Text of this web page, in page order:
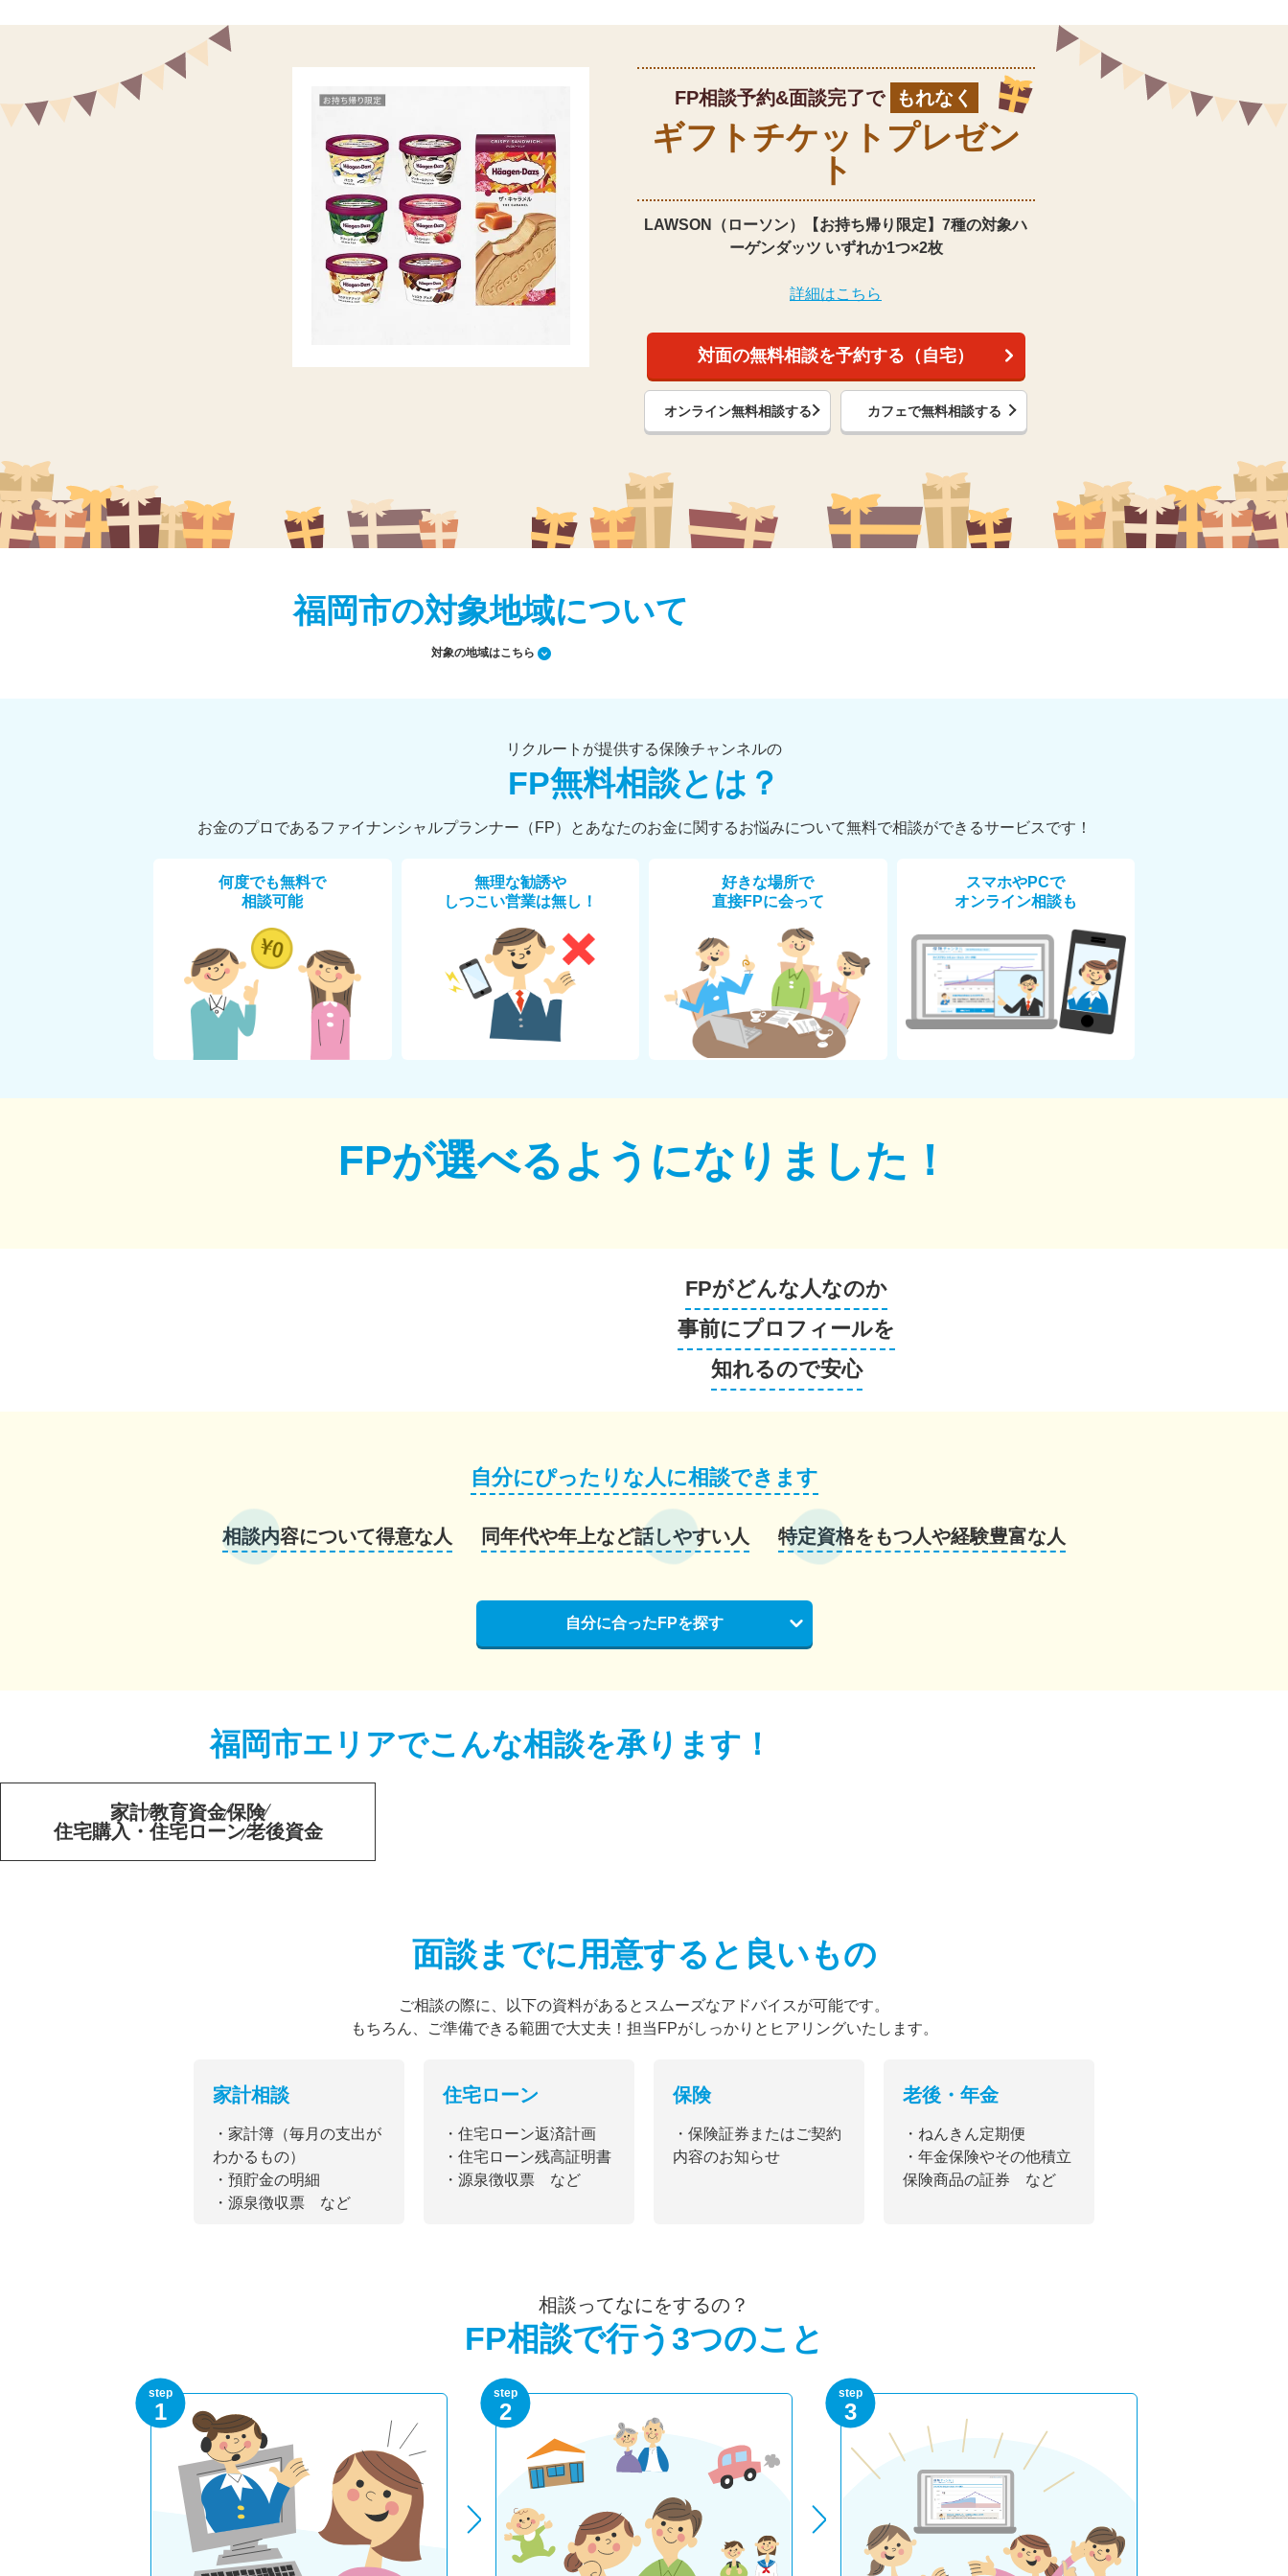
FP相談予約&面談完了で もれなく
ギフトチケット プレゼン
ト
LAWSON（ローソン）【お持ち帰り限定】 7種の対象ハ
ーゲンダッツ いずれか1つ×2枚
詳細はこちら
対面の無料相談を予約する（自宅）
オンライン無料相談する カフェで無料相談する
福岡市の対象地域について
対象の地域はこちら
リクルートが提供する保険チャンネルの
FP無料相談とは？
お金のプロであるファイナンシャルプランナー（FP）とあなたのお金に関するお悩みについて無料で相談ができるサービスです！
何度でも無料で
相談可能
無理な勧誘や
しつこい営業は無し！
好きな場所で
直接FPに会って
スマホやPCで
オンライン相談も
FPが選べるようになりました！
FPがどんな人なのか
事前にプロフィールを
知れるので安心
自分にぴったりな人に相談できます
相談内容について得意な人 同年代や年上など話しやすい人 特定資格をもつ人や経験豊富な人
自分に合ったFPを探す
福岡市エリアでこんな相談を承ります！
家計教育資金保険
住宅購入・住宅ローン老後資金
面談までに用意すると 良いもの
ご相談の際に、以下の資料があるとスムーズなアドバイスが可能です。
もちろん、ご準備できる範囲で大丈夫！担当FPがしっかりとヒアリングいたします。
家計相談
・家計簿（毎月の支出が
わかるもの）
・預貯金の明細
・源泉徴収票 など
住宅ローン
・住宅ローン返済計画
・住宅ローン残高証明書
・源泉徴収票 など
保険
・保険証券またはご契約
内容のお知らせ
老後・年金
・ねんきん定期便
・年金保険やその他積立
保険商品の証券 など
相談ってなにをするの？
FP相談で行う3つのこと
step
1
step
2
step
3